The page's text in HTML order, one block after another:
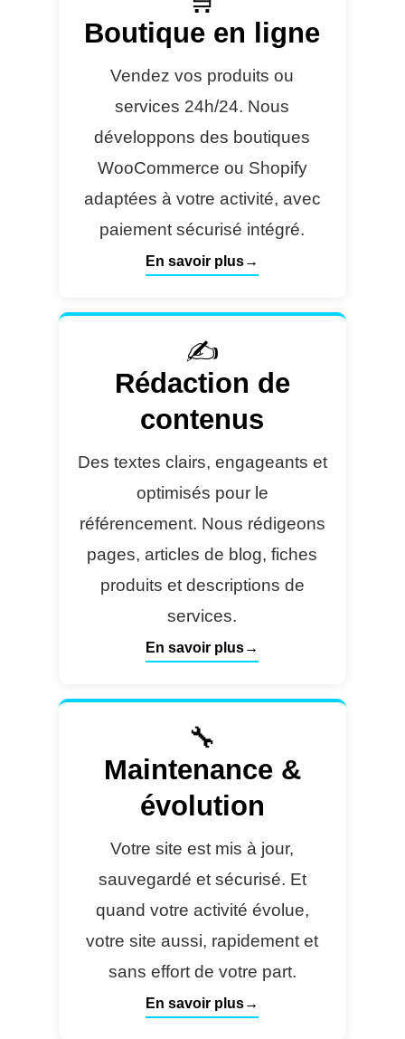
Boutique en ligne
Vendez vos produits ou
services 24h/24. Nous
développons des boutiques
WooCommerce ou Shopify
adaptées à votre activité, avec
paiement sécurisé intégré.
En savoir plus
✍️
Rédaction de
contenus
Des textes clairs, engageants et
optimisés pour le
référencement. Nous rédigeons
pages, articles de blog, fiches
produits et descriptions de
services.
En savoir plus
🔧
Maintenance &
évolution
Votre site est mis à jour,
sauvegardé et sécurisé. Et
quand votre activité évolue,
votre site aussi, rapidement et
sans effort de votre part.
En savoir plus